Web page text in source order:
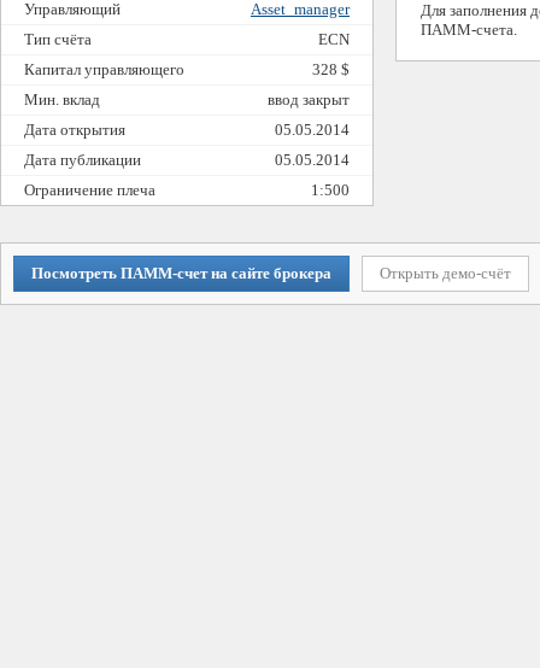
Управляющий
Asset_manager
Тип счёта
ECN
Капитал управляющего
328 $
Мин. вклад
ввод закрыт
Дата открытия
05.05.2014
Дата публикации
05.05.2014
Ограничение плеча
1:500
Для заполнения
ПАММ-счета.
Посмотреть ПАММ-счет на сайте брокера Открыть демо-счёт